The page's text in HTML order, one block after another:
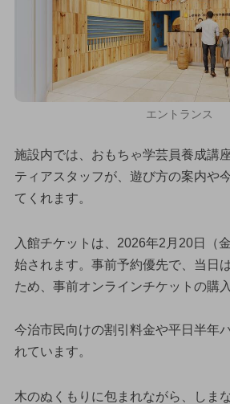
エントランス
施設内では、おもちゃ学芸員養成講
ティアスタッフが、遊び方の案内や
てくれます。
入館チケットは、2026年2月20日（
始されます。事前予約優先で、当日
ため、事前オンラインチケットの購
今治市民向けの割引料金や平日半年
れています。
木のぬくもりに包まれながら、しま